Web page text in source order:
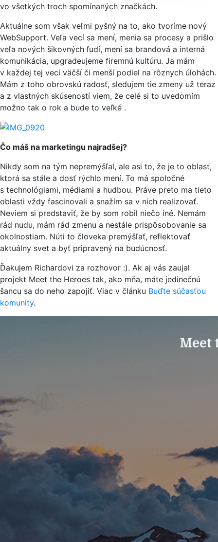
vo všetkých troch spomínaných značkách.
Aktuálne som však veľmi pyšný na to, ako tvoríme nový
WebSupport. Veľa vecí sa mení, menia sa procesy a prišlo
veľa nových šikovných ľudí, mení sa brandová a interná
komunikácia, upgradeujeme firemnú kultúru. Ja mám
v každej tej veci väčší či menší podiel na rôznych úlohách.
Mám z toho obrovskú radosť, sledujem tie zmeny už teraz
a z vlastných skúseností viem, že celé si to uvedomím
možno tak o rok a bude to veľké .
Čo máš na marketingu najradšej?
Nikdy som na tým nepremýšľal, ale asi to, že je to oblasť,
ktorá sa stále a dosť rýchlo mení. To má spoločné
s technológiami, médiami a hudbou. Práve preto ma tieto
oblasti vždy fascinovali a snažím sa v nich realizovať.
Neviem si predstaviť, že by som robil niečo iné. Nemám
rád nudu, mám rád zmenu a nestále prispôsobovanie sa
okolnostiam. Núti to človeka premýšľať, reflektovať
aktuálny svet a byť pripravený na budúcnosť.
Ďakujem Richardovi za rozhovor :). Ak aj vás zaujal
projekt Meet the Heroes tak, ako mňa, máte jedinečnú
šancu sa do neho zapojiť. Viac v článku Buďte súčasťou
komunity.